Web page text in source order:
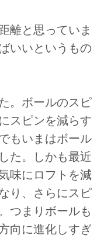
離と思っていま
いいというもの
。ボールのスピ
スピンを減らす
もいまはボール
た。しかも最近
味にロフトを減
り、さらにスピ
つまりボールも
向に進化しすぎ